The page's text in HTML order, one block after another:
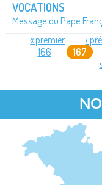
VOCATIONS
Message du Pape
PAGES
« premier ‹
166
167